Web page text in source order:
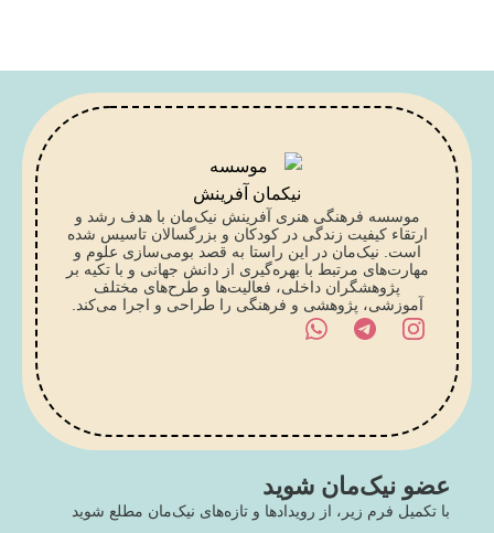
موسسه فرهنگی هنری آفرینش نیک‌مان با هدف رشد و
ارتقاء کیفیت زندگی در کودکان و بزرگسالان تاسیس شده
است. نیک‌مان در این راستا به قصد بومی‌سازی علوم و
مهارت‌های مرتبط با بهره‌گیری از دانش جهانی و با تکیه بر
پژوهشگران داخلی، فعالیت‌ها و طرح‌های مختلف
آموزشی، پژوهشی و فرهنگی را طراحی و اجرا می‌کند.
عضو نیک‌مان شوید
با تکمیل فرم زیر، از رویدادها و تازه‌های نیک‌مان مطلع شوید